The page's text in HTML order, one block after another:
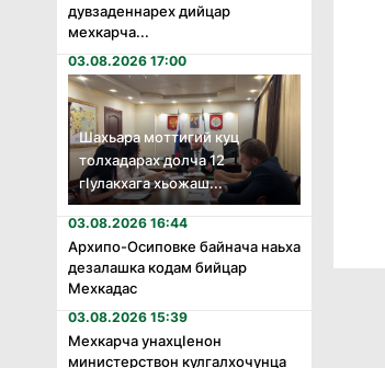
дувзаденнарех дийцар
мехкарча...
03.08.2026 17:00
Шахьара моттигий куц
толхадарах долча 12
гӏулакхага хьожаш...
03.08.2026 16:44
Архипо-Осиповке байнача наьха
дезалашка кодам бийцар
Мехкадас
03.08.2026 15:39
Мехкарча унахцӏенон
министерствон кулгалхочунца